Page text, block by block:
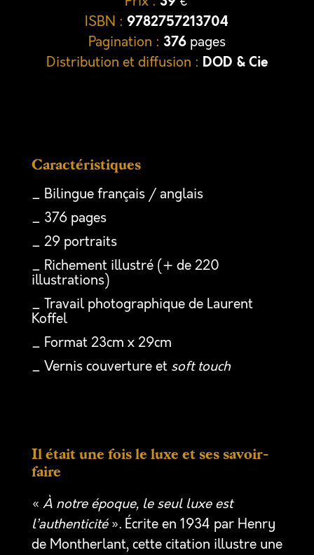
ISBN : 9782757213704
Pagination : 376 pages
Distribution et diffusion : DOD & Cie
Caractéristiques
_ Bilingue français / anglais
_ 376 pages
_ 29 portraits
_ Richement illustré (+ de 220
illustrations)
_ Travail photographique de Laurent
Koffel
_ Format 23cm x 29cm
_ Vernis couverture et soft touch
Il était une fois le luxe et ses savoir-
faire
« À notre époque, le seul luxe est
l’authenticité». Écrite en 1934 par Henry
de Montherlant, cette citation illustre une